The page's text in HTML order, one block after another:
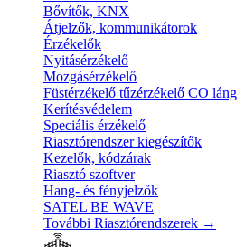
Bővítők, KNX
Átjelzők, kommunikátorok
Érzékelők
Nyitásérzékelő
Mozgásérzékelő
Füstérzékelő tűzérzékelő CO láng
Kerítésvédelem
Speciális érzékelő
Riasztórendszer kiegészítők
Kezelők, kódzárak
Riasztó szoftver
Hang- és fényjelzők
SATEL BE WAVE
További Riasztórendszerek →